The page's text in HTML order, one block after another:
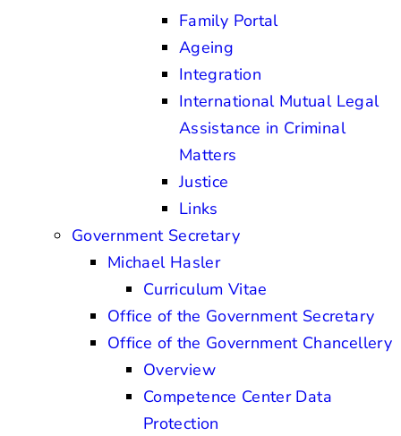
Family Portal
Ageing
Integration
International Mutual Legal
Assistance in Criminal
Matters
Justice
Links
Government Secretary
Michael Hasler
Curriculum Vitae
Office of the Government Secretary
Office of the Government Chancellery
Overview
Competence Center Data
Protection